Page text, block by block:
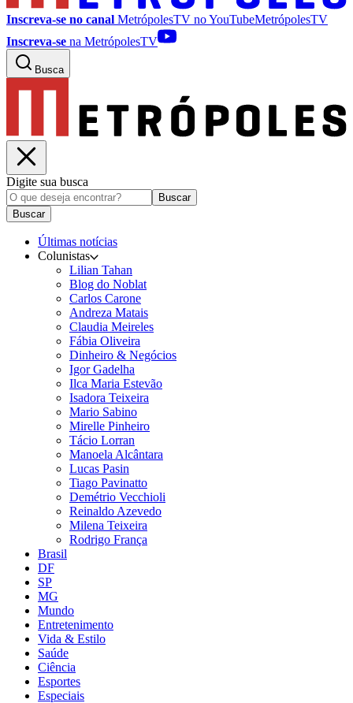
Inscreva-se no canal MetrópolesTV noYouTubeMetrópolesTV
Inscreva-se na MetrópolesTV
Busca
Digite sua busca
Buscar
Buscar
Últimas notícias
Colunistas
Lilian Tahan
Blog do Noblat
Carlos Carone
Andreza Matais
Claudia Meireles
Fábia Oliveira
Dinheiro & Negócios
Igor Gadelha
Ilca Maria Estevão
Isadora Teixeira
Mario Sabino
Mirelle Pinheiro
Tácio Lorran
Manoela Alcântara
Lucas Pasin
Tiago Pavinatto
Demétrio Vecchioli
Reinaldo Azevedo
Milena Teixeira
Rodrigo França
Brasil
DF
SP
MG
Mundo
Entretenimento
Vida & Estilo
Saúde
Ciência
Esportes
Especiais